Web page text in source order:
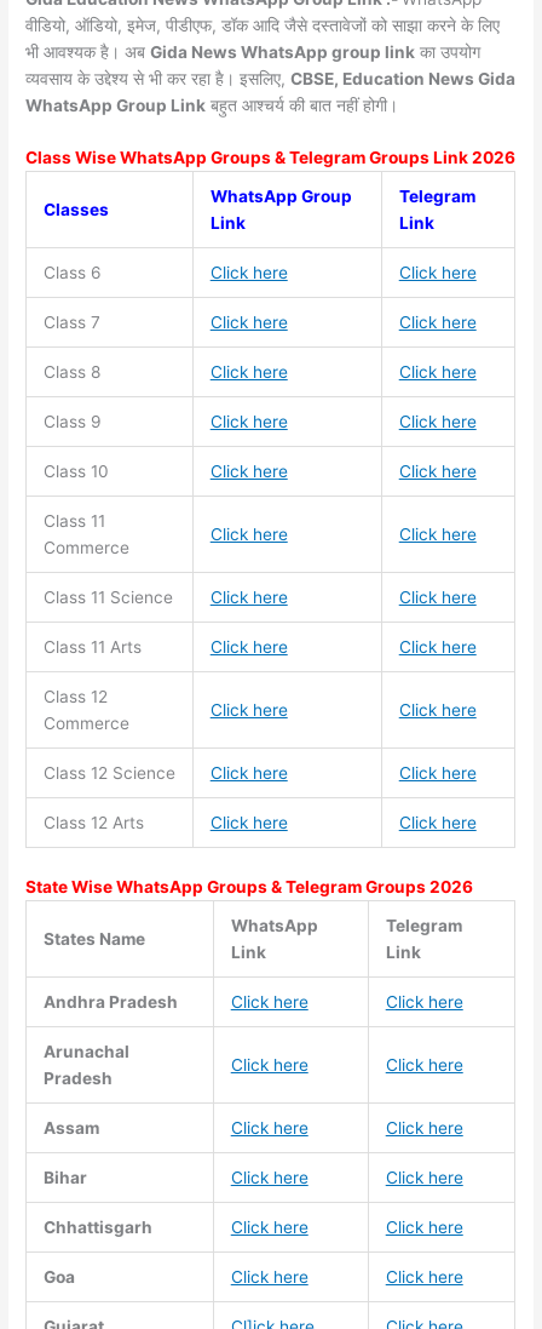
वीडियो, ऑडियो, इमेज, पीडीएफ, डॉक आदि जैसे दस्तावेजों को साझा करने के लिए
भी आवश्यक है। अबGida NewsWhatsApp group link का उपयोग
व्यवसाय के उद्देश्य से भी कर रहा है। इसलिए,CBSE, Education News Gida
WhatsApp Group Link बहुत आश्चर्य की बात नहीं होगी।
Class Wise WhatsApp Groups & Telegram Groups Link 2026
Classes
WhatsApp Group
Link
Telegram
Link
Class 6 Click here Click here
Class 7 Click here Click here
Class 8 Click here Click here
Class 9 Click here Click here
Class 10 Click here Click here
Class 11
Commerce
Click here Click here
Class 11 Science Click here Click here
Class 11 Arts Click here Click here
Class 12
Commerce
Click here Click here
Class 12 Science Click here Click here
Class 12 Arts Click here Click here
State Wise WhatsApp Groups & Telegram Groups 2026
States Name
WhatsApp
Link
Telegram
Link
Andhra Pradesh Click here Click here
Arunachal
Pradesh
Click here Click here
Assam Click here Click here
Bihar Click here Click here
Chhattisgarh Click here Click here
Goa Click here Click here